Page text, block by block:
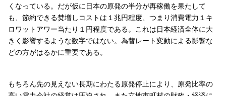
くなっている。だが仮に日本の原発の半分が再稼働を果たして
も、節約できる焚増しコストは１兆円程度、つまり消費電力１キ
ロワットアワー当たり１円程度である。これは日本経済全体に大
きく影響するような数字ではない。為替レート変動による影響な
どの方がはるかに重要である。
もちろん先の見えない長期にわたる原発停止により、原発比率の